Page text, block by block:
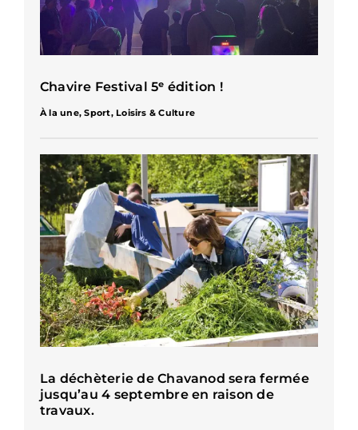
Chavire Festival 5ᵉ édition !
À la une,Sport, Loisirs & Culture
La déchèterie de Chavanod sera fermée
jusqu’au 4 septembre en raison de
travaux.